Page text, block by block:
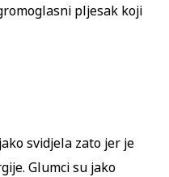
pljesak koji
svidjela zato jer je
Glumci su jako